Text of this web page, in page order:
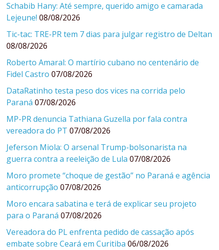
Schabib Hany: Até sempre, querido amigo e camarada
Lejeune! 08/08/2026
Tic-tac: TRE-PR tem 7 dias para julgar registro de Deltan
08/08/2026
Roberto Amaral: O martírio cubano no centenário de
Fidel Castro 07/08/2026
DataRatinho testa peso dos vices na corrida pelo
Paraná 07/08/2026
MP-PR denuncia Tathiana Guzella por fala contra
vereadora do PT 07/08/2026
Jeferson Miola: O arsenal Trump-bolsonarista na
guerra contra a reeleição de Lula 07/08/2026
Moro promete “choque de gestão” no Paraná e agência
anticorrupção 07/08/2026
Moro encara sabatina e terá de explicar seu projeto
para o Paraná 07/08/2026
Vereadora do PL enfrenta pedido de cassação após
embate sobre Ceará em Curitiba 06/08/2026